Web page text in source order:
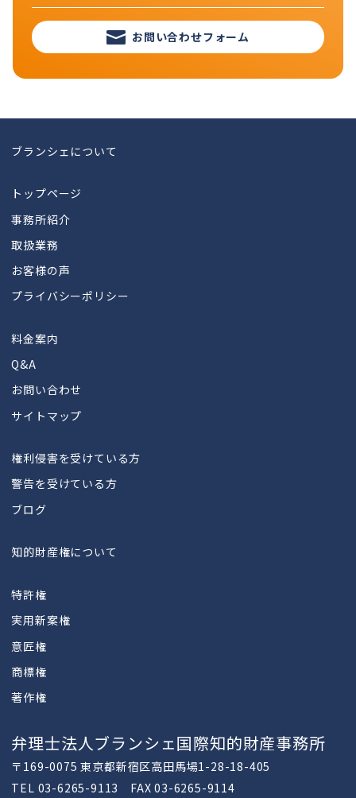
お問い合わせフォーム
ブランシェについて
トップページ
事務所紹介
取扱業務
お客様の声
プライバシーポリシー
料金案内
Q&A
お問い合わせ
サイトマップ
権利侵害を受けている方
警告を受けている方
ブログ
知的財産権について
特許権
実用新案権
意匠権
商標権
著作権
弁理士法人ブランシェ国際知的財産事務所
〒169-0075 東京都新宿区高田馬場1-28-18-405
TEL 03-6265-9113 FAX 03-6265-9114